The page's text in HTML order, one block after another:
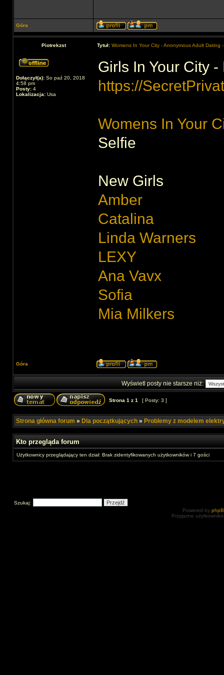
Góra
Piotrekzst Tytuł: Womens In Your City - Anonymous Adult Dating
Dołączył(a): So paź 20, 2018
4:58 pm
Posty: 4
Lokalizacja: Usa
Girls In Your City
https://
Womens In Your
Selfie
New Girls
Amber
Catalina
Linda Warners
LEXY
Ana Vavx
Sofia
Mia Milkers
Góra
Wyświetl posty nie starsze niż:
Strona 1 z 1 [ Posty: 3 ]
Strona główna forum » Dla początkujących » Problemy z modelem
Kto przegląda forum
Użytkownicy przeglądający ten dział: Brak zidentyfikowanych użytkowników i 7 gości
Szukaj:
Powered by
Przyjazne